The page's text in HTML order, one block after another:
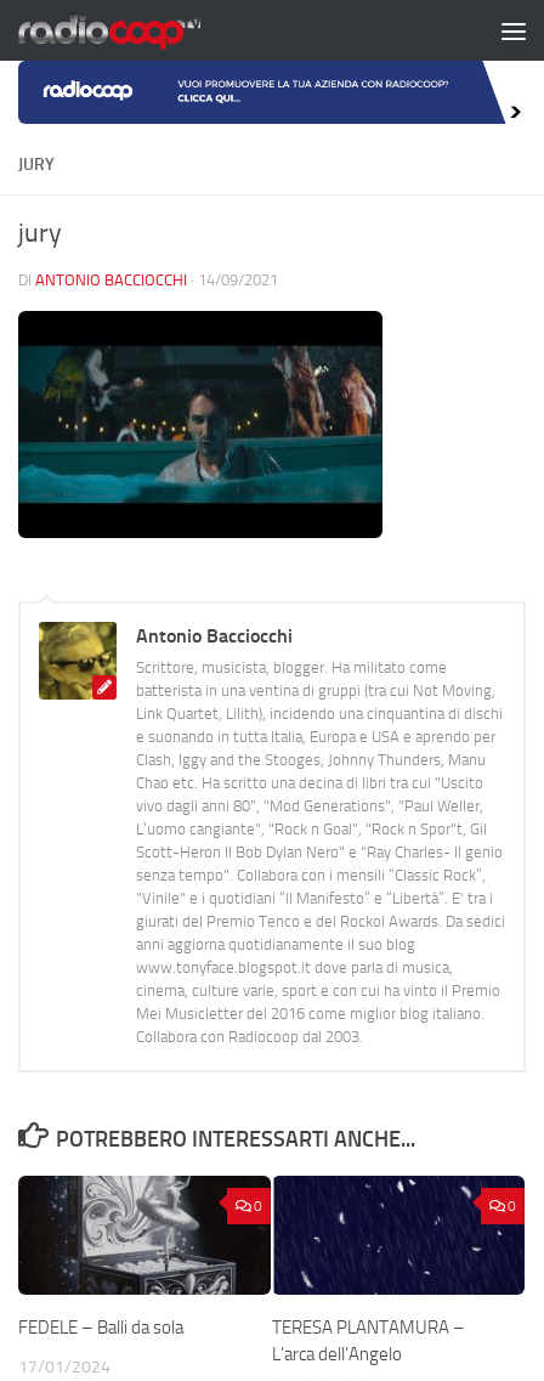
Salta al contenuto
JURY
jury
DI ANTONIO BACCIOCCHI · 14/09/2021
Antonio Bacciocchi
Scrittore, musicista, blogger. Ha militato come
batterista in una ventina di gruppi (tra cui Not Moving,
Link Quartet, Lilith), incidendo una cinquantina di dischi
e suonando in tutta Italia, Europa e USA e aprendo per
Clash, Iggy and the Stooges, Johnny Thunders, Manu
Chao etc. Ha scritto una decina di libri tra cui "Uscito
vivo dagli anni 80", "Mod Generations", "Paul Weller,
L’uomo cangiante", "Rock n Goal", "Rock n Spor"t, Gil
Scott-Heron Il Bob Dylan Nero" e "Ray Charles- Il genio
senza tempo". Collabora con i mensili “Classic Rock”,
"Vinile" e i quotidiani “Il Manifesto” e “Libertà”. E' tra i
giurati del Premio Tenco e del Rockol Awards. Da sedici
anni aggiorna quotidianamente il suo blog
www.tonyface.blogspot.it dove parla di musica,
cinema, culture varie, sport e con cui ha vinto il Premio
Mei Musicletter del 2016 come miglior blog italiano.
Collabora con Radiocoop dal 2003.
POTREBBERO INTERESSARTI ANCHE...
0
FEDELE – Balli da sola
17/01/2024
0
TERESA PLANTAMURA –
L’arca dell’Angelo